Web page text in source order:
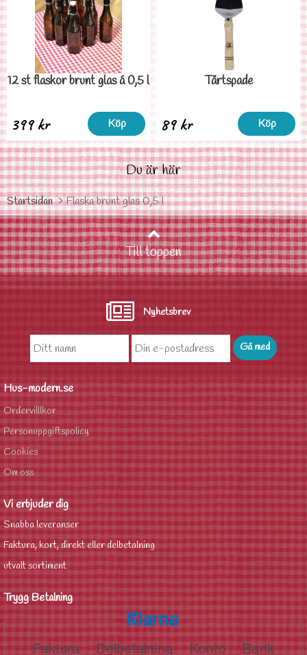
12 st flaskor brunt glas á 0,5 l
399 kr Köp
Tårtspade
89 kr Köp
Du är här
Startsidan Flaska brunt glas 0,5 l
Till toppen
Nyhetsbrev
Hus-modern.se
Ordervilllkor
Personuppgiftspolicy
Cookies
Om oss
Vi erbjuder dig
Snabba leveranser
Faktura, kort, direkt eller delbetalning
utvalt sortiment
Trygg Betalning